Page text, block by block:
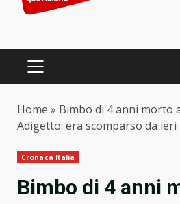
PRIMARY
Home » Bimbo di 4 anni morto
Adigetto: era scomparso da ieri
Cronaca Italia
Bimbo di 4 anni